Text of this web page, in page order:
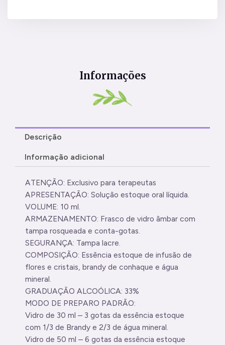
Informações
Descrição
Informação adicional
ATENÇÃO: Exclusivo para terapeutas
APRESENTAÇÃO: Solução estoque oral líquida.
VOLUME: 10 ml.
ARMAZENAMENTO: Frasco de vidro âmbar com
tampa rosqueada e conta-gotas.
SEGURANÇA: Tampa lacre.
COMPOSIÇÃO: Essência estoque de infusão de
flores e cristais, brandy de conhaque e água
mineral.
GRADUAÇÃO ALCOÓLICA: 33%
MODO DE PREPARO PADRÃO:
Vidro de 30 ml – 3 gotas da essência estoque
com 1/3 de Brandy e 2/3 de água mineral.
Vidro de 50 ml – 6 gotas da essência estoque